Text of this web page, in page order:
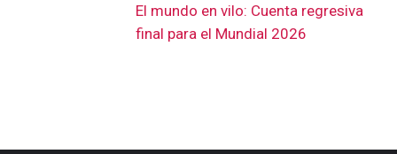
El mundo en vilo: Cuenta regresiva
final para el Mundial 2026